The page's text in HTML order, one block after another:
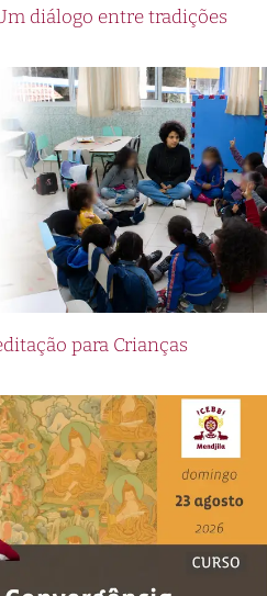
diálogo entre tradições
para Crianças